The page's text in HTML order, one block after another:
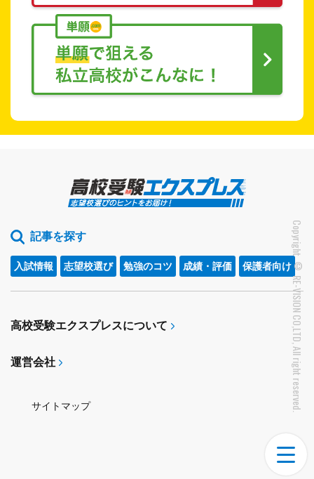
記事を探す
入試情報 志望校選び 勉強のコツ 成績・評価 保護者向け
高校受験エクスプレスについて
運営会社
サイトマップ Copyright © RE-VISION CO,LTD, All right reserved.